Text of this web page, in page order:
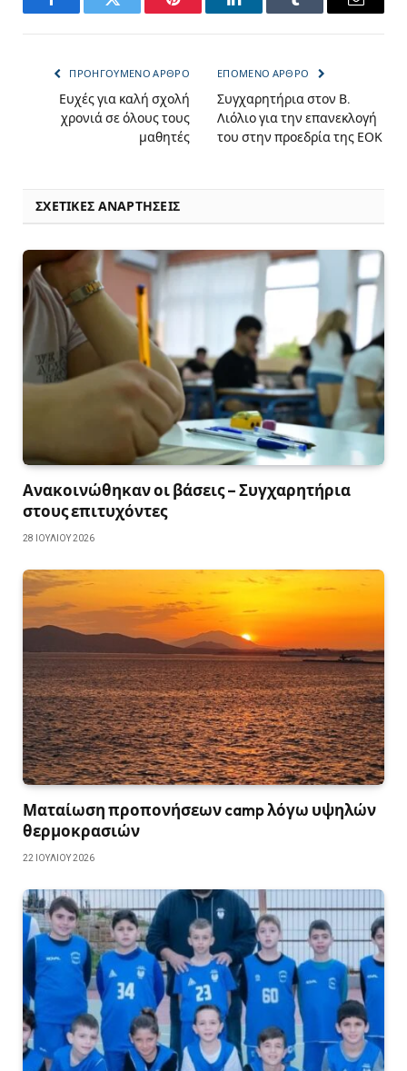
FacebookTwitter Pinterest LinkedInTumblr Email
ΠΡΟΗΓΟΎΜΕΝΟ ΆΡΘΡΟ
Ευχές για καλή σχολή
χρονιά σε όλους τους
μαθητές
ΕΠΌΜΕΝΟ ΆΡΘΡΟ
Συγχαρητήρια στον Β.
Λιόλιο για την επανεκλογή
του στην προεδρία της ΕΟΚ
ΣΧΕΤΙΚΈΣ ΑΝΑΡΤΉΣΕΙΣ
Ανακοινώθηκαν οι βάσεις – Συγχαρητήρια
στους επιτυχόντες
28 ΙΟΥΛΊΟΥ 2026
Ματαίωση προπονήσεων camp λόγω υψηλών
θερμοκρασιών
22 ΙΟΥΛΊΟΥ 2026